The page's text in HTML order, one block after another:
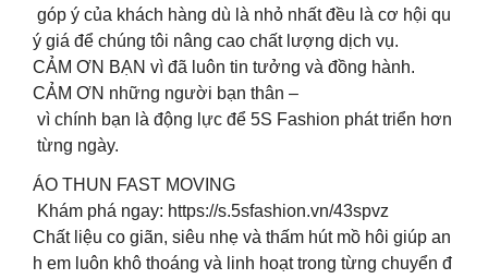
góp ý của khách hàng dù là nhỏ nhất đều là cơ hội qu
ý giá để chúng tôi nâng cao chất lượng dịch vụ.
CẢM ƠN BẠN vì đã luôn tin tưởng và đồng hành.
CẢM ƠN những người bạn thân –
vì chính bạn là động lực để 5S Fashion phát triển hơn
từng ngày.
ÁO THUN FAST MOVING
️ Khám phá ngay: https://s.5sfashion.vn/43spvz
Chất liệu co giãn, siêu nhẹ và thấm hút mồ hôi giúp an
h em luôn khô thoáng và linh hoạt trong từng chuyển đ